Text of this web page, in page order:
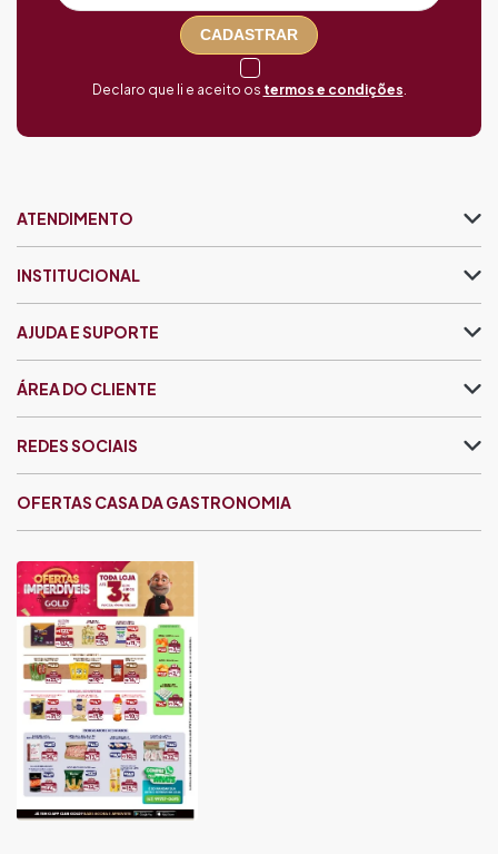
CADASTRAR
Declaro que li e aceito os termos e condições
ATENDIMENTO
INSTITUCIONAL
AJUDA E SUPORTE
ÁREA DO CLIENTE
OFERTAS CASA DA GASTRONOMIA
REDES SOCIAIS